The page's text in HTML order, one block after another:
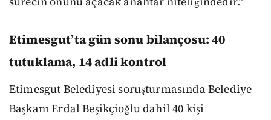
Etimesgut’ta gün sonu bilançosu: 40
tutuklama, 14 adli kontrol
Etimesgut Belediyesi soruşturmasında Belediye
Başkanı Erdal Beşikçioğlu dahil 40 kişi